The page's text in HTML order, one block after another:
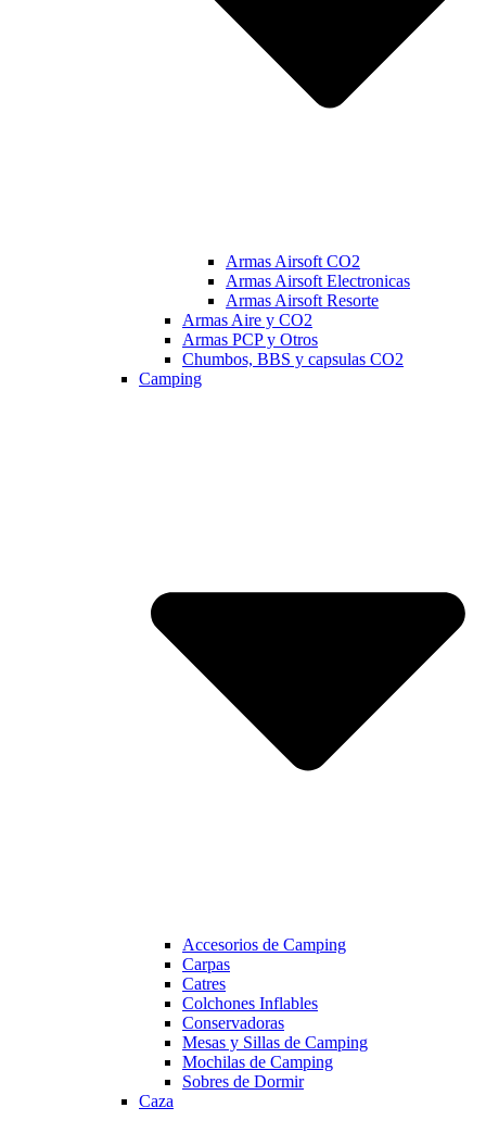
Armas Airsoft CO2
Armas Airsoft Electronicas
Armas Airsoft Resorte
Armas Aire y CO2
Armas PCP y Otros
Chumbos, BBS y capsulas CO2
Camping
Accesorios de Camping
Carpas
Catres
Colchones Inflables
Conservadoras
Mesas y Sillas de Camping
Mochilas de Camping
Sobres de Dormir
Caza